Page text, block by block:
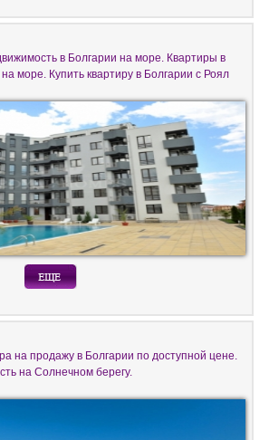
в Болгарии на море. Квартиры в
море. Купить квартиру в Болгарии с Роял
на продажу в Болгарии по доступной цене.
на Солнечном берегу.